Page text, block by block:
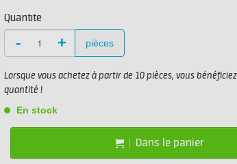
Quantité
- + pièces
Lorsque vous achetez à partir de 10 pièces, vous
quantité !
En stock
Dans le panier